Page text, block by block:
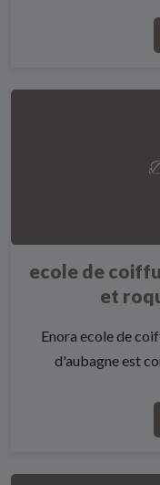
ecole de
et
Enora ecole de
d'aubagne est